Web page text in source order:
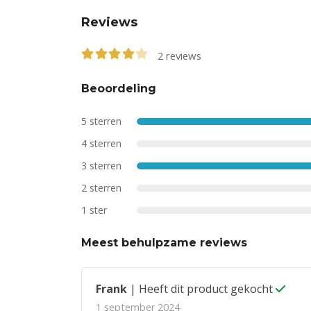
Reviews
2 reviews
Beoordeling
5 sterren
4 sterren
3 sterren
2 sterren
1 ster
Meest behulpzame reviews
Frank | Heeft dit product gekocht
1 september 2024